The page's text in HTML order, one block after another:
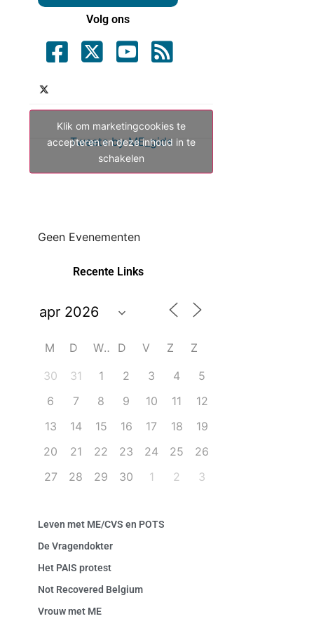
Volg ons
Tweets by ME_gids
Klik om marketingcookies te
accepteren en deze inhoud in te
schakelen
Geen Evenementen
Recente Links
M D W D V Z
Z
30
31 1 2 3 4
5
6
7 8 9 10 11
12
13
14 15 16 17 18
19
20
21 22 23 24 25
26
27
28 29 30 1 2 3
Leven met ME/CVS en POTS
De Vragendokter
Het PAIS protest
Not Recovered Belgium
Vrouw met ME